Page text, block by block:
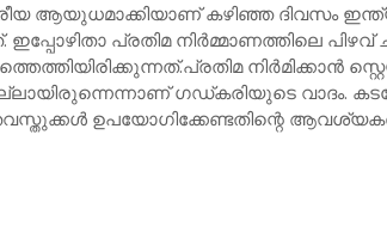
ആയുധമാക്കിയാണ് കഴിഞ്ഞ ദിവസം
ഇപ്പോഴിതാ പ്രതിമ നിര്‍മ്മാണത്തിലെ പിഴവ്
നിര്‍മിക്കാന്‍
ഗഡ്കരിയുടെ വാദം.
ഉപയോഗിക്കേണ്ടതിന്റെ ആവശ്യകത